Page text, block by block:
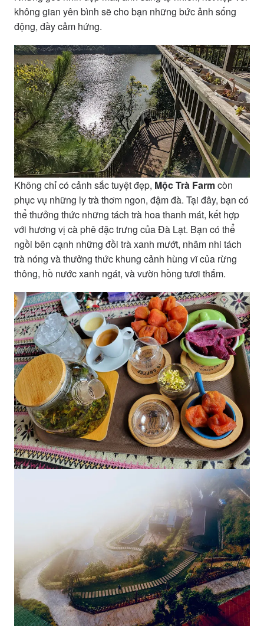
không gian yên bình sẽ cho bạn những bức ảnh sống
động, đầy cảm hứng.
Không chỉ có cảnh sắc tuyệt đẹp, Mộc Trà Farmcòn
phục vụ những ly trà thơm ngon, đậm đà. Tại đây, bạn có
thể thưởng thức những tách trà hoa thanh mát, kết hợp
với hương vị cà phê đặc trưng của Đà Lạt. Bạn có thể
ngồi bên cạnh những đồi trà xanh mướt, nhâm nhi tách
trà nóng và thưởng thức khung cảnh hùng vĩ của rừng
thông, hồ nước xanh ngát, và vườn hồng tươi thắm.